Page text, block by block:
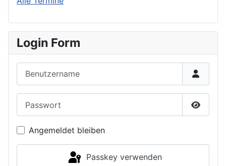
Login Form
Angemeldet bleiben
Passkey verwenden